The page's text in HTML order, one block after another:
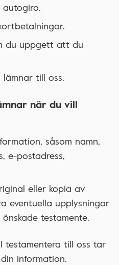
autogiro.
du uppgett att du
till oss.
när du vill
såsom namn,
e-postadress,
eller kopia av
eventuella upplysningar
testamente.
till oss tar
information.